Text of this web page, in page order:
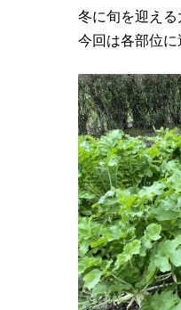
冬に旬を迎える
今回は各部位に